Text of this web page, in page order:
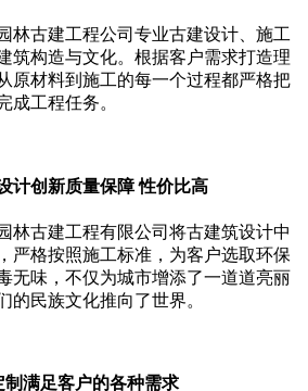
林古建工程公司专业古建设计、施工
筑构造与文化。根据客户需求打造理
原材料到施工的每一个过程都严格把
成工程任务。
计创新质量保障 性价比高
林古建工程有限公司将古建筑设计中
严格按照施工标准，为客户选取环保
无味，不仅为城市增添了一道道亮丽
的民族文化推向了世界。
满足客户的各种需求